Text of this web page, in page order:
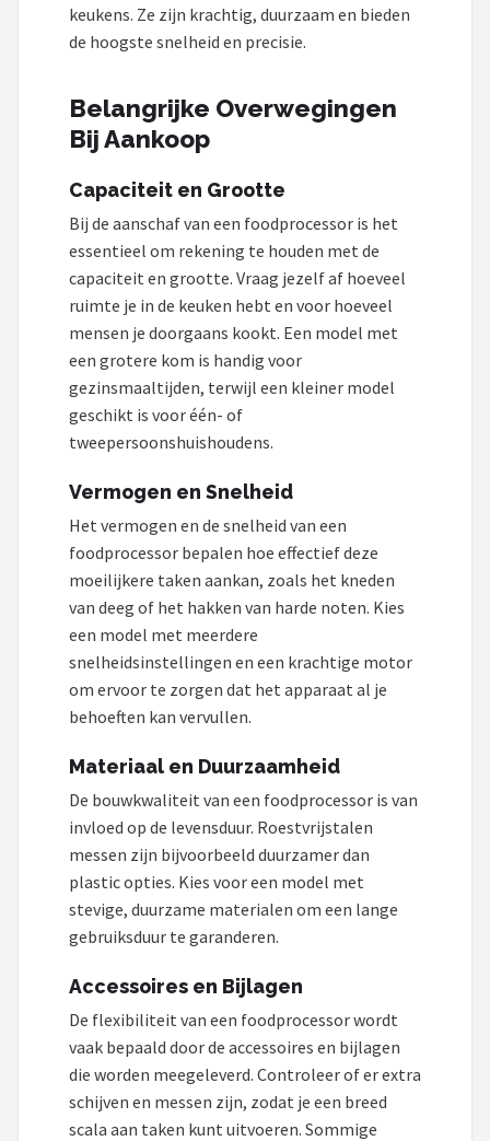
keukens. Ze zijn krachtig, duurzaam en bieden
de hoogste snelheid en precisie.
Belangrijke Overwegingen
Bij Aankoop
Capaciteit en Grootte
Bij de aanschaf van een foodprocessor is het
essentieel om rekening te houden met de
capaciteit en grootte. Vraag jezelf af hoeveel
ruimte je in de keuken hebt en voor hoeveel
mensen je doorgaans kookt. Een model met
een grotere kom is handig voor
gezinsmaaltijden, terwijl een kleiner model
geschikt is voor één- of
tweepersoonshuishoudens.
Vermogen en Snelheid
Het vermogen en de snelheid van een
foodprocessor bepalen hoe effectief deze
moeilijkere taken aankan, zoals het kneden
van deeg of het hakken van harde noten. Kies
een model met meerdere
snelheidsinstellingen en een krachtige motor
om ervoor te zorgen dat het apparaat al je
behoeften kan vervullen.
Materiaal en Duurzaamheid
De bouwkwaliteit van een foodprocessor is van
invloed op de levensduur. Roestvrijstalen
messen zijn bijvoorbeeld duurzamer dan
plastic opties. Kies voor een model met
stevige, duurzame materialen om een lange
gebruiksduur te garanderen.
Accessoires en Bijlagen
De flexibiliteit van een foodprocessor wordt
vaak bepaald door de accessoires en bijlagen
die worden meegeleverd. Controleer of er extra
schijven en messen zijn, zodat je een breed
scala aan taken kunt uitvoeren. Sommige